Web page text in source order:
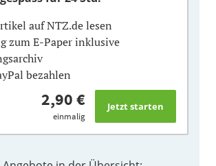
auf NTZ.de lesen
zum E-Paper inklusive
bezahlen
2,90 €
einmalig